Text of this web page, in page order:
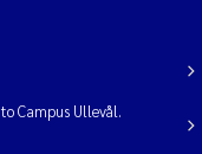
Campus Ullevål.